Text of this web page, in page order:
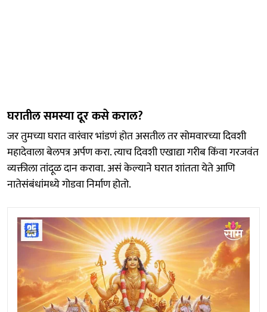
घरातील समस्या दूर कसे कराल?
जर तुमच्या घरात वारंवार भांडणं होत असतील तर सोमवारच्या दिवशी
महादेवाला बेलपत्र अर्पण करा. त्याच दिवशी एखाद्या गरीब किंवा गरजवंत
व्यक्तीला तांदूळ दान करावा. असं केल्याने घरात शांतता येते आणि
नातेसंबंधांमध्ये गोडवा निर्माण होतो.